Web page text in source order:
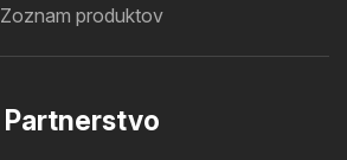
Zoznam produktov
Partnerstvo